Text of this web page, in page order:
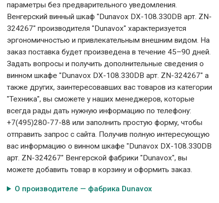
параметры без предварительного уведомления.
Венгерский винный шкаф "Dunavox DX-108.330DB арт. ZN-
324267" производителя "Dunavox" характеризуется
эргономичностью и привлекательным внешним видом. На
заказ поставка будет произведена в течение 45–90 дней.
Задать вопросы и получить дополнительные сведения о
винном шкафе "Dunavox DX-108.330DB арт. ZN-324267" а
также других, заинтересовавших вас товаров из категории
"Техника", вы сможете у наших менеджеров, которые
всегда рады дать нужную информацию по телефону:
+7(495)280-77-88 или заполнить простую форму, чтобы
отправить запрос с сайта. Получив полную интересующую
вас информацию о винном шкафе "Dunavox DX-108.330DB
арт. ZN-324267" Венгерской фабрики "Dunavox", вы
можете добавить товар в корзину и оформить заказ.
О производителе — фабрика Dunavox